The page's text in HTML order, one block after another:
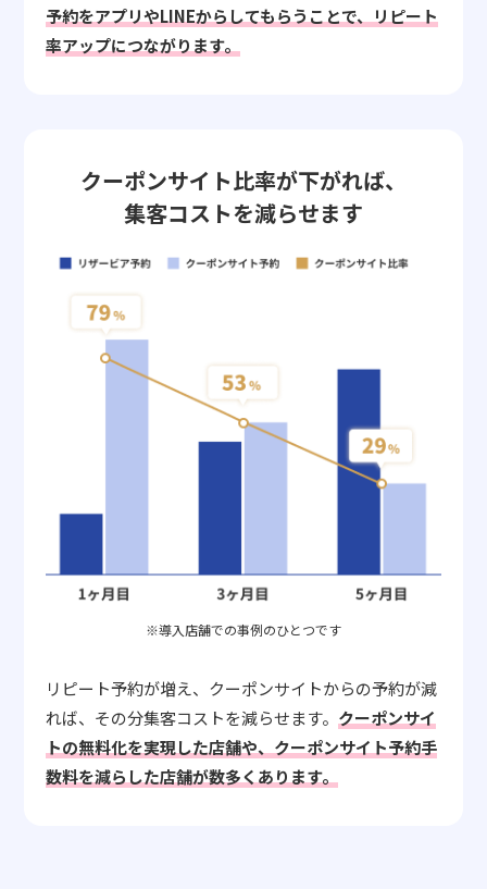
予約をアプリやLINEからしてもらうことで、リピート
率アップにつながります。
クーポンサイト比率が下がれば、
集客コストを減らせます
※導入店舗での事例のひとつです
リピート予約が増え、クーポンサイトからの予約が減
れば、その分集客コストを減らせます。 クーポンサイ
トの無料化を実現した店舗や、クーポンサイト予約手
数料を減らした店舗が数多くあります。